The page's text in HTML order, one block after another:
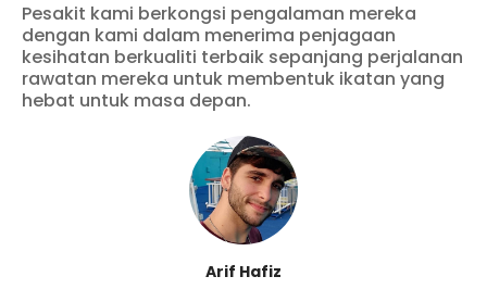
Pesakit kami berkongsi pengalaman mereka
dengan kami dalam menerima penjagaan
kesihatan berkualiti terbaik sepanjang perjalanan
rawatan mereka untuk membentuk ikatan yang
hebat untuk masa depan.
Arif Hafiz